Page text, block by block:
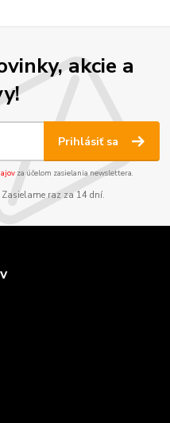
akcie a
Prihlásiť sa
za účelom zasielania newslettera.
Zasielame raz za 14 dní.